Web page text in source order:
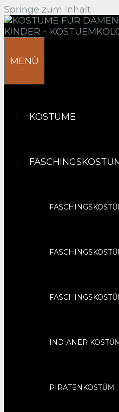
Springe zum Inhalt
MENÜ
KOSTÜME
INDIANER
PIRATENKOSTÜM